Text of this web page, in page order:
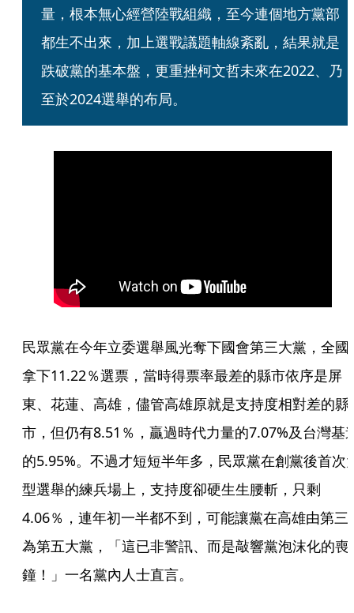
量，根本無心經營陸戰組織，至今連個地方黨部
都生不出來，加上選戰議題軸線紊亂，結果就是
跌破黨的基本盤，更重挫柯文哲未來在2022、乃
至於2024選舉的布局。
民眾黨在今年立委選舉風光奪下國會第三大黨，全國
拿下11.22％選票，當時得票率最差的縣市依序是屏
東、花蓮、高雄，儘管高雄原就是支持度相對差的縣
市，但仍有8.51％，贏過時代力量的7.07%及台灣基
的5.95%。不過才短短半年多，民眾黨在創黨後首次
型選舉的練兵場上，支持度卻硬生生腰斬，只剩
4.06％，連年初一半都不到，可能讓黨在高雄由第三
為第五大黨，「這已非警訊、而是敲響黨泡沫化的喪
鐘！」一名黨內人士直言。